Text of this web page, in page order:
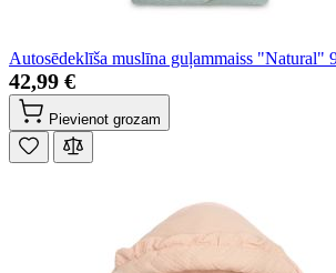
Autosēdeklīša muslīna guļammaiss "Natural"
42,99 €
Pievienot grozam